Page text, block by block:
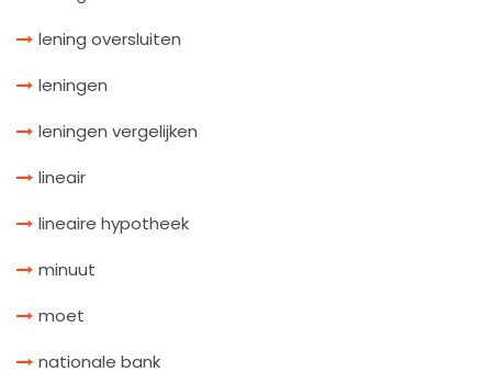
lening oversluiten
leningen
leningen vergelijken
lineair
lineaire hypotheek
minuut
moet
nationale bank